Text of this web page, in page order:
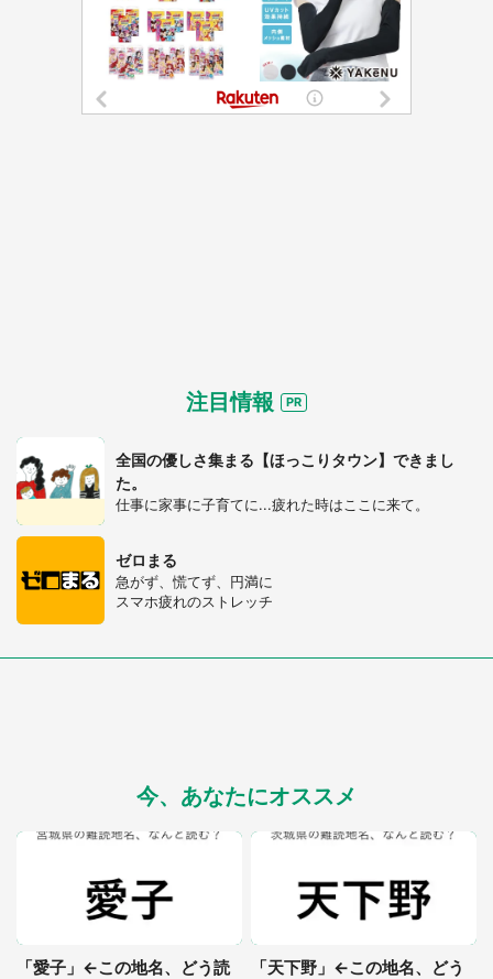
注目情報
全国の優しさ集まる【ほっこりタウン】できまし
た。
仕事に家事に子育てに...疲れた時はここに来て。
ゼロまる
急がず、慌てず、円満に
スマホ疲れのストレッチ
今、あなたにオススメ
「愛子」←この地名、どう読
「天下野」←この地名、どう